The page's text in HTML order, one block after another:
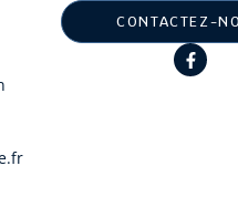
CONTACTEZ-